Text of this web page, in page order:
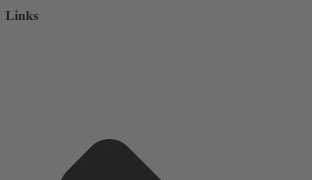
Links